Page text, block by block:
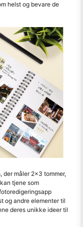
helst og bevare de
der måler 2x3 tommer,
tjene som
og andre elementer til
deres unikke ideer til